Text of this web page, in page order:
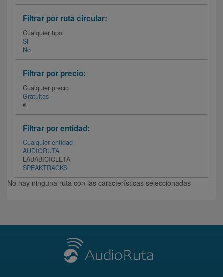
Filtrar por ruta circular:
Cualquier tipo
Si
No
Filtrar por precio:
Cualquier precio
Gratuitas
€
Filtrar por entidad:
Cualquier entidad
AUDIORUTA
LABABICICLETA
SPEAKTRACKS
No hay ninguna ruta con las características seleccionadas